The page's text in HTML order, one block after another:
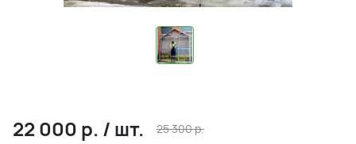
22 000 р. / шт. 25 300р.